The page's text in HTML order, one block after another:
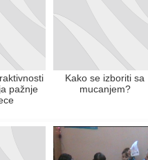
pažnje
Kako se izboriti sa
mucanjem?